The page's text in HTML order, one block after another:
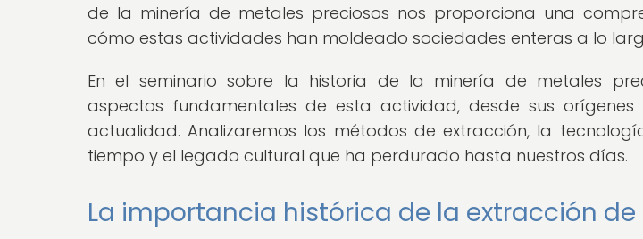
de la minería de metales preciosos nos proporciona una
cómo estas actividades han moldeado sociedades enteras a lo
En el seminario sobre la historia de la minería de metales
aspectos fundamentales de esta actividad, desde sus
actualidad. Analizaremos los métodos de extracción, la
tiempo y el legado cultural que ha perdurado hasta nuestros días.
La importancia histórica de la extracción